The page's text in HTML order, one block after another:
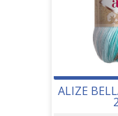
ALIZE